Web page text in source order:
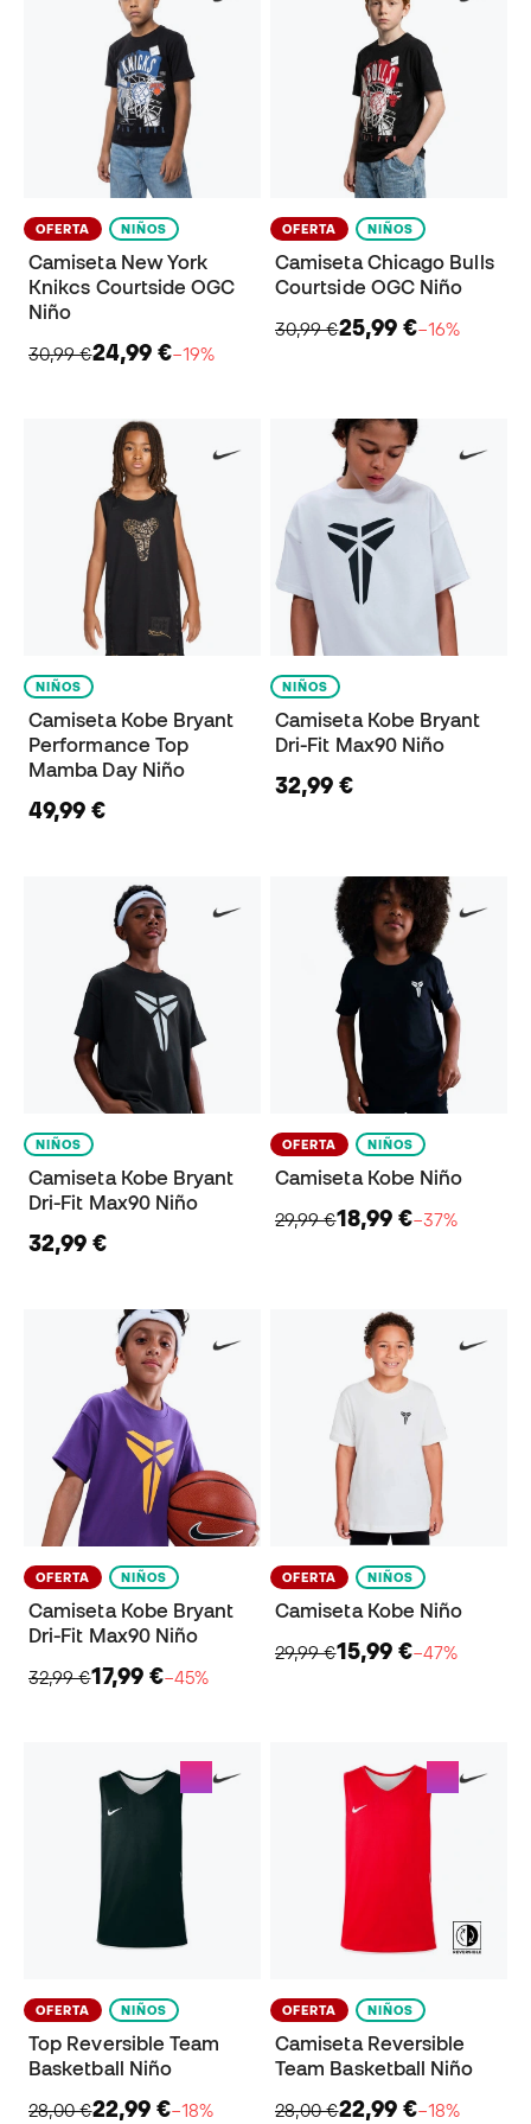
OFERTA NIÑOS
Camiseta New York
Knikcs Courtside OGC
Niño
30,99 €24,99 €−19%
OFERTA NIÑOS
Camiseta Chicago Bulls
Courtside OGC Niño
30,99 €25,99 €−16%
NIÑOS
Camiseta Kobe Bryant
Performance Top
Mamba Day Niño
49,99 €
NIÑOS
Camiseta Kobe Bryant
Dri-Fit Max90 Niño
32,99 €
NIÑOS
Camiseta Kobe Bryant
Dri-Fit Max90 Niño
32,99 €
OFERTA NIÑOS
Camiseta Kobe Niño
29,99 €18,99 €−37%
OFERTA NIÑOS
Camiseta Kobe Bryant
Dri-Fit Max90 Niño
32,99 €17,99 €−45%
OFERTA NIÑOS
Camiseta Kobe Niño
29,99 €15,99 €−47%
OFERTA NIÑOS
Top Reversible Team
Basketball Niño
28,00 €22,99 €−18%
OFERTA NIÑOS
Camiseta Reversible
Team Basketball Niño
28,00 €22,99 €−18%